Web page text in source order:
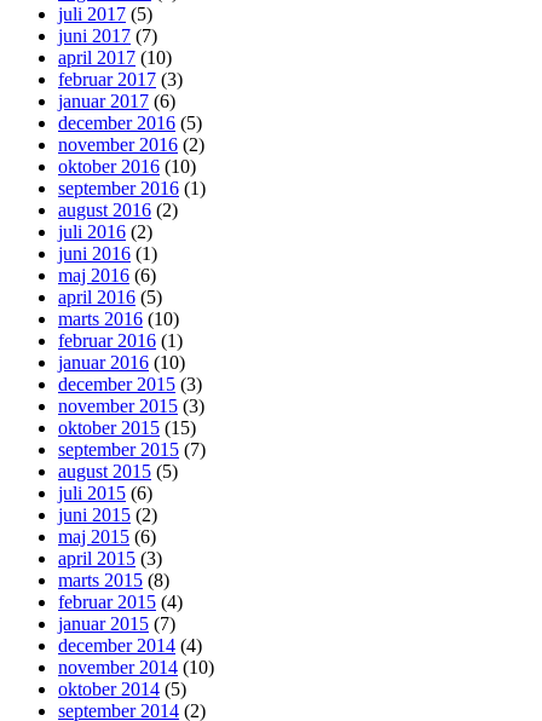
juli 2017 (5)
juni 2017 (7)
april 2017 (10)
februar 2017 (3)
januar 2017 (6)
december 2016 (5)
november 2016 (2)
oktober 2016 (10)
september 2016 (1)
august 2016 (2)
juli 2016 (2)
juni 2016 (1)
maj 2016 (6)
april 2016 (5)
marts 2016 (10)
februar 2016 (1)
januar 2016 (10)
december 2015 (3)
november 2015 (3)
oktober 2015 (15)
september 2015 (7)
august 2015 (5)
juli 2015 (6)
juni 2015 (2)
maj 2015 (6)
april 2015 (3)
marts 2015 (8)
februar 2015 (4)
januar 2015 (7)
december 2014 (4)
november 2014 (10)
oktober 2014 (5)
september 2014 (2)